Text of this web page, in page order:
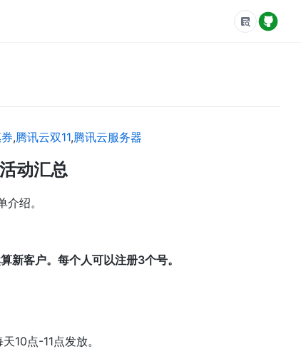
,腾讯云双11,腾讯云服务器
动汇总
绍。
新客户。每个人可以注册3个号。
10点-11点发放。